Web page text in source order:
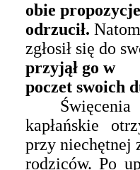
obie
odrzucił.
zgłosił się do
przyjął go w
poczet swoich
Święcenia
kapłańskie
przy niechętnej
rodziców. Po